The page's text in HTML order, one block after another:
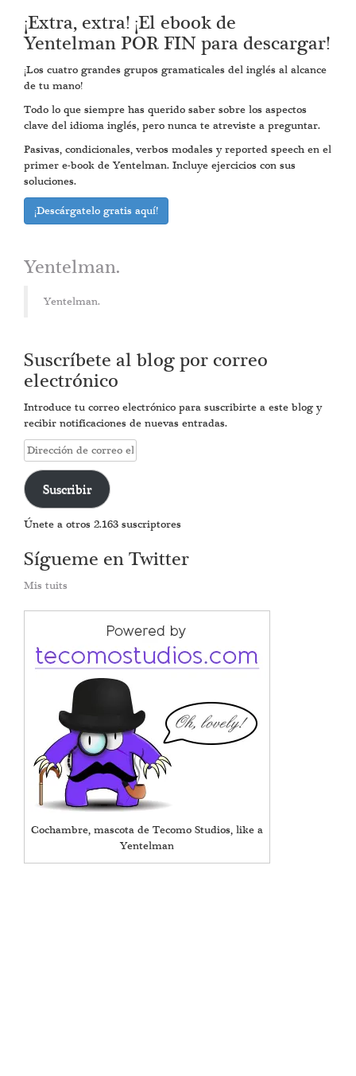
¡Extra, extra! ¡El ebook de
Yentelman POR FIN para descargar!
¡Los cuatro grandes grupos gramaticales del inglés al alcance
de tu mano!
Todo lo que siempre has querido saber sobre los aspectos
clave del idioma inglés, pero nunca te atreviste a preguntar.
Pasivas, condicionales, verbos modales y reported speech en el
primer e-book de Yentelman. Incluye ejercicios con sus
soluciones.
¡Descárgatelo gratis aquí!
Yentelman.
Yentelman.
Suscríbete al blog por correo
electrónico
Introduce tu correo electrónico para suscribirte a este blog y
recibir notificaciones de nuevas entradas.
Dirección
de
correo
electrónico
Suscribir
Únete a otros 2.163 suscriptores
Sígueme en Twitter
Mis tuits
Cochambre, mascota de Tecomo Studios, like a
Yentelman